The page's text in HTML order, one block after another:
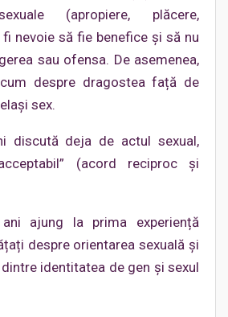
(apropiere, plăcere,
nevoie să fie benefice și să nu
sau ofensa. De asemenea,
despre dragostea față de
sex.
discută deja de actul sexual,
(acord reciproc și
ajung la prima experiență
despre orientarea sexuală și
identitatea de gen și sexul